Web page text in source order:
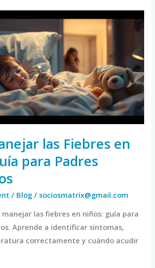
las Fiebres en
para Padres
/ Blog / sociosmatrix@gmail.com
las fiebres en niños: guía para
Aprende a identificar síntomas,
correctamente y cuándo acudir